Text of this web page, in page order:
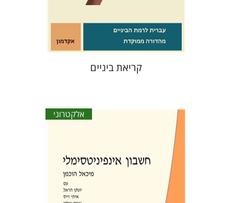
הנחת אתר ספר אלקטרוני
קריאת ביניים
אלקטרוני
אופק שילון